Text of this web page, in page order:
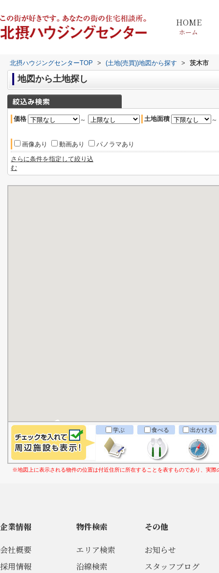
HOME
ホーム
北摂ハウジングセンターTOP > (土地(売買))地図から探す > 茨木市
地図から土地探し
価格 ～ 土地面積 ～
画像あり 動画あり
パノラマあり
さらに条件を指定して絞り込
む
学ぶ 食べる 出かける
※地図上に表示される物件の位置は付近住所に所在することを表すものであり、実
企業情報
会社概要
採用情報
物件検索
エリア検索
沿線検索
その他
お知らせ
スタッフブログ